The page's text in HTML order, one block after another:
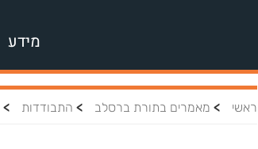
מידע
ראשי > מאמרים בתורת ברסלב > התבודדות >